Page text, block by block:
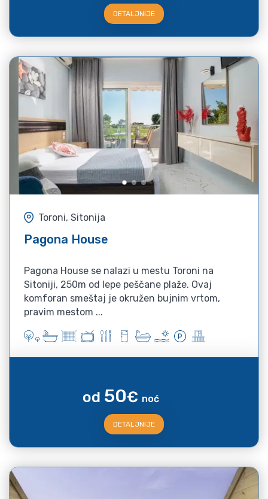
DETALJNIJE
Toroni, Sitonija
Pagona House
Pagona House se nalazi u mestu Toroni na
Sitoniji, 250m od lepe peščane plaže. Ovaj
komforan smeštaj je okružen bujnim vrtom,
pravim mestom ...
od 50€ noć
DETALJNIJE